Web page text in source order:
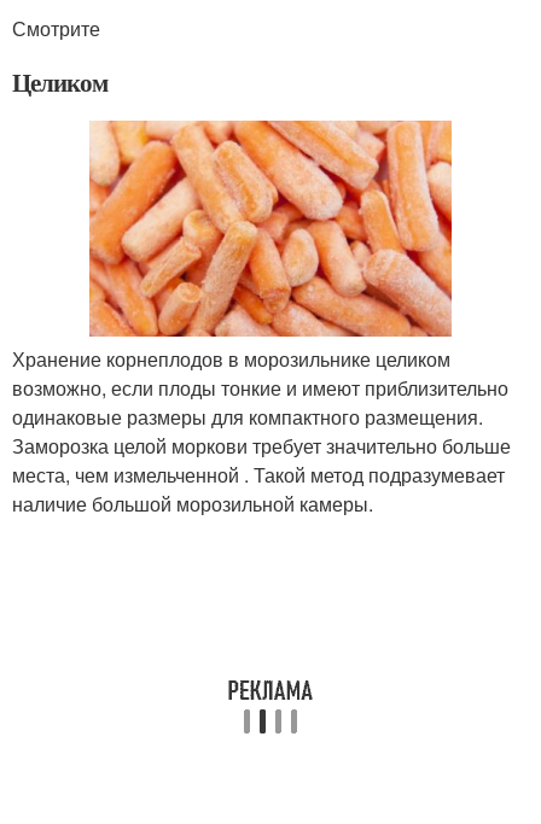
Смотрите
Целиком
Хранение корнеплодов в морозильнике целиком
возможно, если плоды тонкие и имеют приблизительно
одинаковые размеры для компактного размещения.
Заморозка целой моркови требует значительно больше
места, чем измельченной . Такой метод подразумевает
наличие большой морозильной камеры.